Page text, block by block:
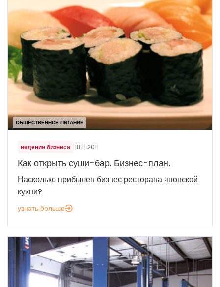
ОБЩЕСТВЕННОЕ ПИТАНИЕ
ведение бизнеса |18.11.2011
Как открыть суши-бар. Бизнес-план.
Насколько прибылен бизнес ресторана японской
кухни?
узнать больше